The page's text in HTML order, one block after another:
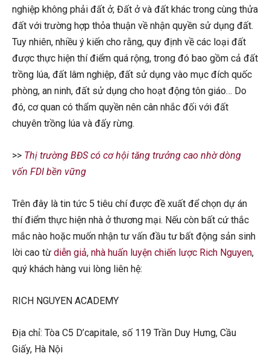
nghiệp không phải đất ở; Đất ở và đất khác trong cùng thửa
đất với trường hợp thỏa thuận về nhận quyền sử dụng đất.
Tuy nhiên, nhiều ý kiến cho rằng, quy định về các loại đất
được thực hiện thí điểm quá rộng, trong đó bao gồm cả đất
trồng lúa, đất lâm nghiệp, đất sử dụng vào mục đích quốc
phòng, an ninh, đất sử dụng cho hoạt động tôn giáo… Do
đó, cơ quan có thẩm quyền nên cân nhắc đối với đất
chuyên trồng lúa và đấy rừng.
>> Thị trường BĐS có cơ hội tăng trưởng cao nhờ dòng
vốn FDI bền vững
Trên đây là tin tức 5 tiêu chí được đề xuất để chọn dự án
thí điểm thực hiện nhà ở thương mại. Nếu còn bất cứ thắc
mắc nào hoặc muốn nhận tư vấn đầu tư bất động sản sinh
lời cao từ diễn giả, nhà huấn luyện chiến lược Rich Nguyen,
quý khách hàng vui lòng liên hệ:
RICH NGUYEN ACADEMY
Địa chỉ: Tòa C5 D’capitale, số 119 Trần Duy Hưng, Cầu
Giấy, Hà Nội